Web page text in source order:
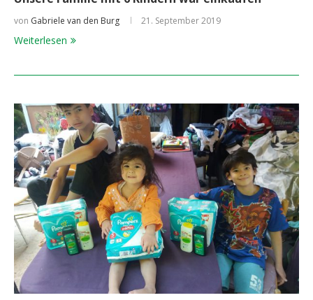
von Gabriele van den Burg 21. September 2019
Weiterlesen